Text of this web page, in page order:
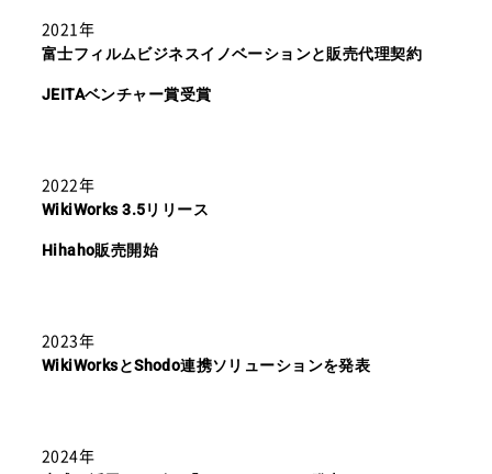
2021年
富士フィルムビジネスイノベーションと販売代理契約
JEITAベンチャー賞受賞
2022年
WikiWorks 3.5リリース
Hihaho販売開始
2023年
WikiWorksとShodo連携ソリューションを発表
2024年